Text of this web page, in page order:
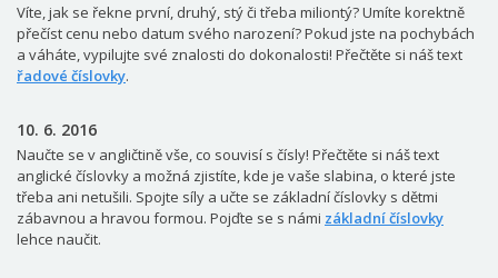
Víte, jak se řekne první, druhý, stý či třeba miliontý? Umíte korektně
přečíst cenu nebo datum svého narození? Pokud jste na pochybách
a váháte, vypilujte své znalosti do dokonalosti! Přečtěte si náš text
řadové číslovky.
10. 6. 2016
Naučte se v angličtině vše, co souvisí s čísly! Přečtěte si náš text
anglické číslovky a možná zjistíte, kde je vaše slabina, o které jste
třeba ani netušili. Spojte síly a učte se základní číslovky s dětmi
zábavnou a hravou formou. Pojďte se s námi základní číslovky
lehce naučit.